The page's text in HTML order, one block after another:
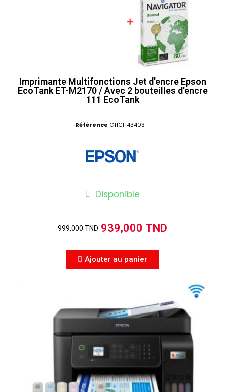
Imprimante Multifonctions Jet d'encre Epson
EcoTank ET-M2170 / Avec 2 bouteilles d'encre
111 EcoTank
Référence C11CH43403
Disponible
999,000 TND 939,000 TND
Ajouter au panier